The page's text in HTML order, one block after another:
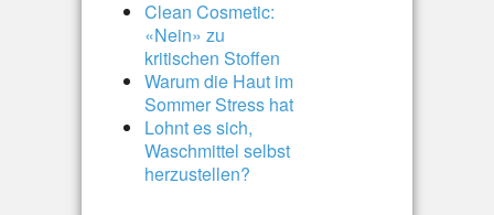
Clean Cosmetic:
«Nein» zu
kritischen Stoffen
Warum die Haut im
Sommer Stress hat
Lohnt es sich,
Waschmittel selbst
herzustellen?